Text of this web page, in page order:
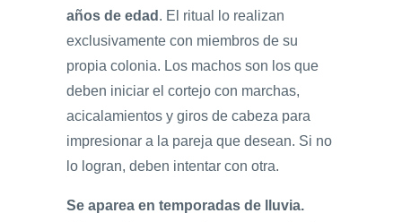
años de edad . El ritual lo realizan
exclusivamente con miembros de su
propia colonia. Los machos son los que
deben iniciar el cortejo con marchas,
acicalamientos y giros de cabeza para
impresionar a la pareja que desean. Si no
lo logran, deben intentar con otra.
Se aparea en temporadas de lluvia.